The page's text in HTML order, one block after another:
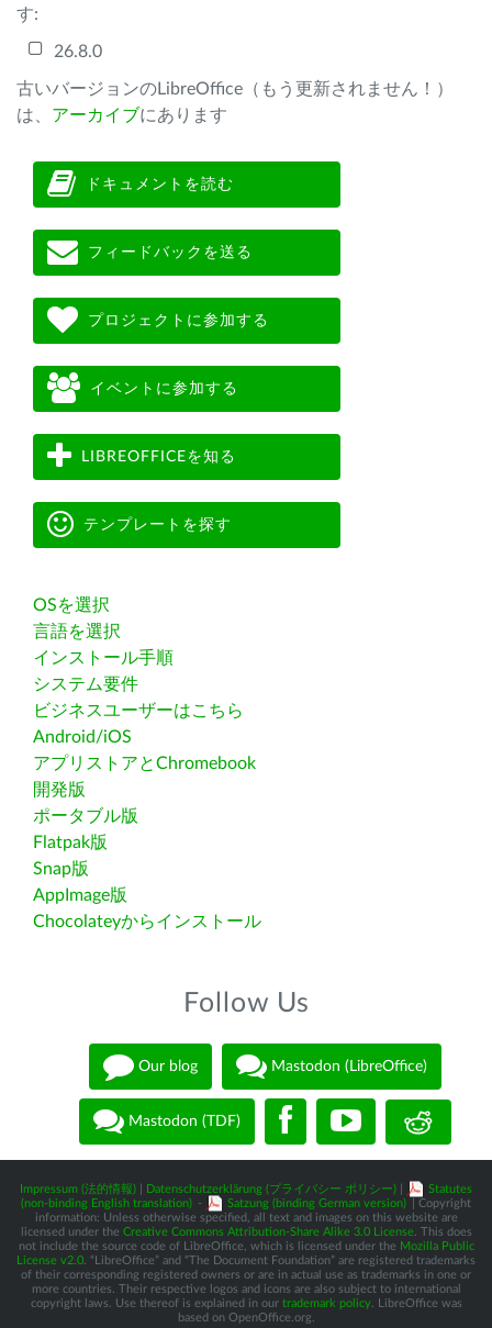
す:
26.8.0
古いバージョンのLibreOffice（もう更新されません！）
は、 アーカイブにあります
ドキュメントを読む
フィードバックを送る
プロジェクトに参加する
イベントに参加する
LIBREOFFICEを知る
テンプレートを探す
OSを選択
言語を選択
インストール手順
システム要件
ビジネスユーザーはこちら
Android/iOS
アプリストアとChromebook
開発版
ポータブル版
Flatpak版
Snap版
AppImage版
Chocolateyからインストール
Follow Us
Our blog Mastodon (LibreOffice)
Mastodon (TDF)
Impressum (法的情報) Datenschutzerklärung (プライバシー ポリシー)
Statutes
(non-binding English translation) - Satzung (binding German version)
| Copyright
information: Unless otherwise specified, all text and images on this website are
licensed under the Creative Commons Attribution-Share Alike 3.0 License. This does
not include the source code of LibreOffice, which is licensed under the Mozilla Public
License v2.0 . “LibreOffice” and “The Document Foundation” are registered trademarks
of their corresponding registered owners or are in actual use as trademarks in one or
more countries. Their respective logos and icons are also subject to international
copyright laws. Use thereof is explained in our trademark policy. LibreOffice was
based on OpenOffice.org.